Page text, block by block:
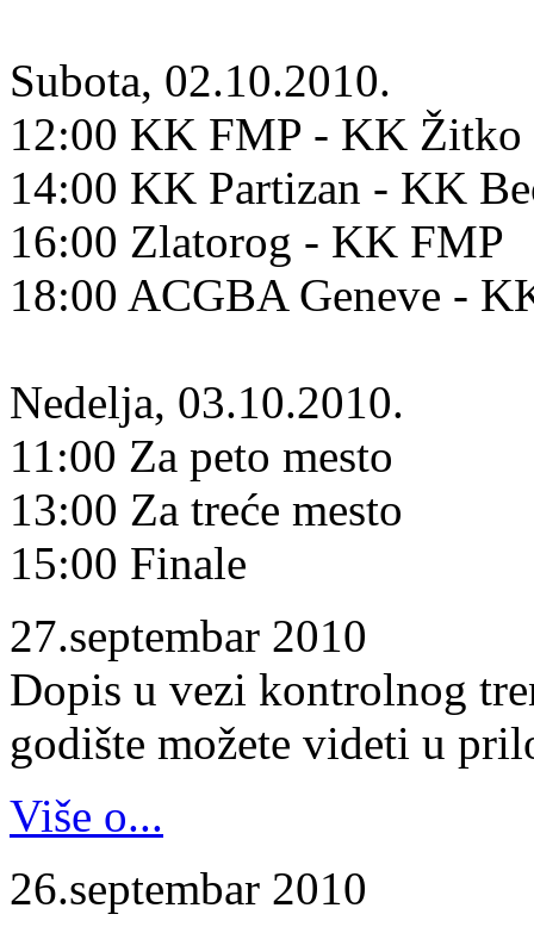
Subota, 02.10.2010.
12:00 KK FMP - KK Žitko
14:00 KK Partizan - KK
16:00 Zlatorog - KK FMP
18:00 ACGBA Geneve -
Nedelja, 03.10.2010.
11:00 Za peto mesto
13:00 Za treće mesto
15:00 Finale
27.septembar 2010
Dopis u vezi kontrolnog
godište možete videti u
Više o...
26.septembar 2010